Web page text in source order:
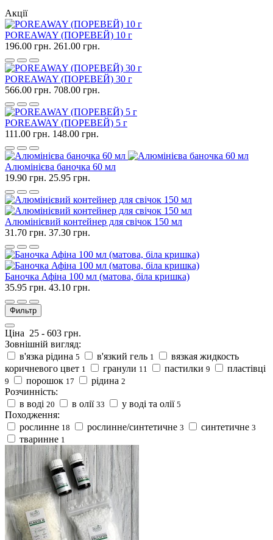
Акції
POREAWAY (ПОРЕВЕЙ) 10 г
196.00 грн. 261.00 грн.
POREAWAY (ПОРЕВЕЙ) 30 г
566.00 грн. 708.00 грн.
POREAWAY (ПОРЕВЕЙ) 5 г
111.00 грн. 148.00 грн.
Алюмінієва баночка 60 мл
19.90 грн. 25.95 грн.
Алюмінієвий контейнер для свічок 150 мл
31.70 грн. 37.30 грн.
Баночка Афіна 100 мл (матова, біла кришка)
35.95 грн. 43.10 грн.
Фильтр
Ціна 25 - 603 грн.
Зовнішній вигляд:
в'язка рідина 5 в'язкий гель 1
вязкая жидкость
коричневого цвет 1 гранули 11 пастилки 9 пластівці
9 порошок 17 рідина 2
Розчинність:
в воді 20 в олії 33 у воді та олії 5
Походження:
рослинне 18 рослинне/синтетичне 3 синтетичне 3
тваринне 1